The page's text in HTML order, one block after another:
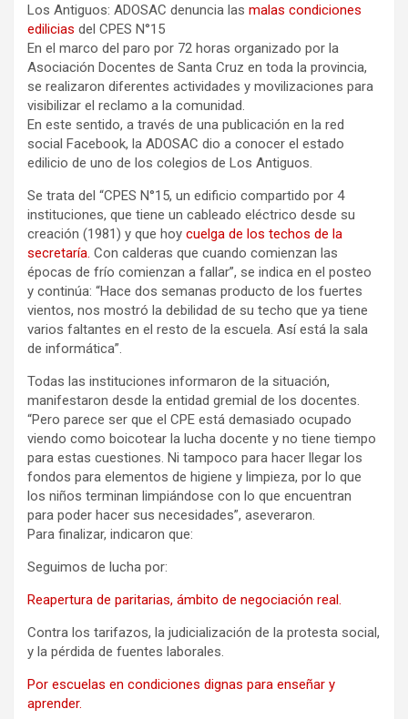
Los Antiguos: ADOSAC denuncia las malas condiciones
edilicias del CPES N°15
En el marco del paro por 72 horas organizado por la
Asociación Docentes de Santa Cruz en toda la provincia,
se realizaron diferentes actividades y movilizaciones para
visibilizar el reclamo a la comunidad.
En este sentido, a través de una publicación en la red
social Facebook, la ADOSAC dio a conocer el estado
edilicio de uno de los colegios de Los Antiguos.
Se trata del “CPES N°15, un edificio compartido por 4
instituciones, que tiene un cableado eléctrico desde su
creación (1981) y que hoy cuelga de los techos de la
secretaría. Con calderas que cuando comienzan las
épocas de frío comienzan a fallar”, se indica en el posteo
y continúa: “Hace dos semanas producto de los fuertes
vientos, nos mostró la debilidad de su techo que ya tiene
varios faltantes en el resto de la escuela. Así está la sala
de informática”.
Todas las instituciones informaron de la situación,
manifestaron desde la entidad gremial de los docentes.
“Pero parece ser que el CPE está demasiado ocupado
viendo como boicotear la lucha docente y no tiene tiempo
para estas cuestiones. Ni tampoco para hacer llegar los
fondos para elementos de higiene y limpieza, por lo que
los niños terminan limpiándose con lo que encuentran
para poder hacer sus necesidades”, aseveraron.
Para finalizar, indicaron que:
Seguimos de lucha por:
Reapertura de paritarias, ámbito de negociación real.
Contra los tarifazos, la judicialización de la protesta social,
y la pérdida de fuentes laborales.
Por escuelas en condiciones dignas para enseñar y
aprender.